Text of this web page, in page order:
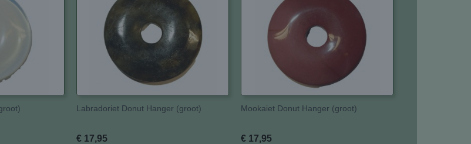
Labradoriet Donut Hanger (groot)
€ 17,95
Mookaiet Donut Hanger (groot)
€ 17,95